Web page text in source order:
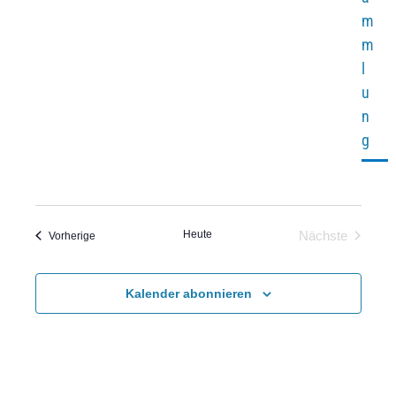
m
m
l
u
n
g
VorherigeVeranstaltungen Heute
Nächste
Kalender abonnieren